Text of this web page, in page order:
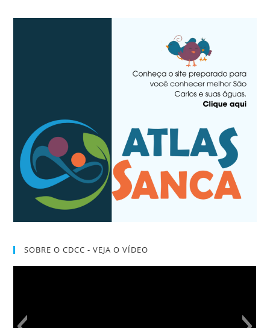
SOBRE O CDCC - VEJA O VÍDEO